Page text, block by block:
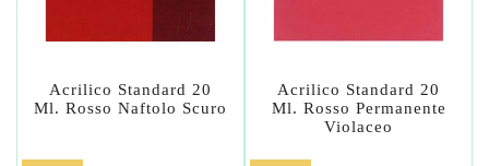
Acrilico Standard 20
Ml. Rosso Naftolo Scuro
Acrilico Standard 20
Ml. Rosso Permanente
Violaceo